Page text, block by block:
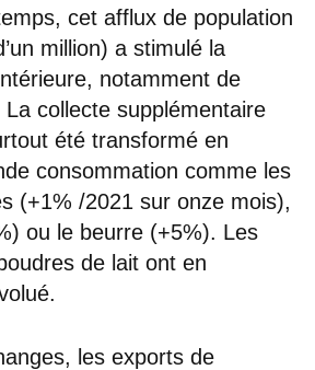
cet afflux de population
million) a stimulé la
notamment de
collecte supplémentaire
été transformé en
consommation comme les
(+1% /2021 sur onze mois),
ou le beurre (+5%). Les
de lait ont en
les exports de